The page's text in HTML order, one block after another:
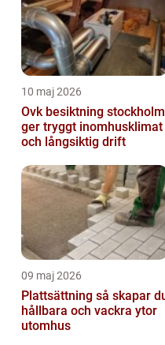
10 maj 2026
Ovk besiktning stockholm
ger tryggt inomhusklimat
och långsiktig drift
09 maj 2026
Plattsättning så skapar du
hållbara och vackra ytor
utomhus